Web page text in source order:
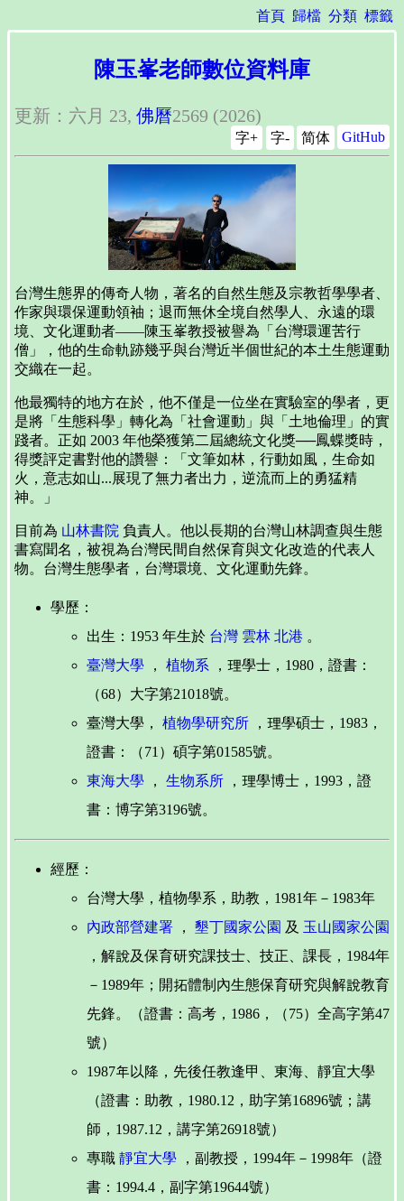
首頁 歸檔 分類 標籤
陳玉峯老師數位資料庫
更新：六月 23, 佛曆2569 (2026)
GitHub
简体
字+ 字-
台灣生態界的傳奇人物，著名的自然生態及宗教哲學學者、
作家與環保運動領袖；退而無休全境自然學人、永遠的環
境、文化運動者――陳玉峯教授被譽為「台灣環運苦行
僧」，他的生命軌跡幾乎與台灣近半個世紀的本土生態運動
交織在一起。
他最獨特的地方在於，他不僅是一位坐在實驗室的學者，更
是將「生態科學」轉化為「社會運動」與「土地倫理」的實
踐者。正如 2003 年他榮獲第二屆總統文化獎──鳳蝶獎時，
得獎評定書對他的讚譽：「文筆如林，行動如風，生命如
火，意志如山...展現了無力者出力，逆流而上的勇猛精
神。」
目前為 山林書院 負責人。他以長期的台灣山林調查與生態
書寫聞名，被視為台灣民間自然保育與文化改造的代表人
物。台灣生態學者，台灣環境、文化運動先鋒。
學歷：
出生：1953 年生於 台灣 雲林 北港 。
臺灣大學 ， 植物系 ，理學士，1980，證書：
（68）大字第21018號。
臺灣大學， 植物學研究所 ，理學碩士，1983，
證書：（71）碩字第01585號。
東海大學 ， 生物系所 ，理學博士，1993，證
書：博字第3196號。
經歷：
台灣大學，植物學系，助教，1981年－1983年
內政部營建署 ， 墾丁國家公園 及 玉山國家公園
，解說及保育研究課技士、技正、課長，1984年
－1989年；開拓體制內生態保育研究與解說教育
先鋒。（證書：高考，1986，（75）全高字第47
號）
1987年以降，先後任教逢甲、東海、靜宜大學
（證書：助教，1980.12，助字第16896號；講
師，1987.12，講字第26918號）
專職 靜宜大學 ，副教授，1994年－1998年（證
書：1994.4，副字第19644號）